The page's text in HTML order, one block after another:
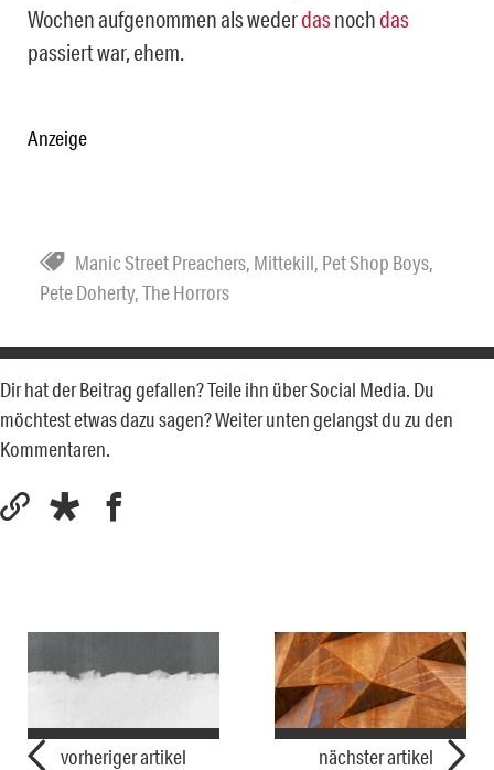
Wochen aufgenommen als wederdasnochdas
passiert war, ehem.
Anzeige
Manic Street Preachers, Mittekill, Pet Shop Boys,
Pete Doherty,The Horrors
Dir hat der Beitrag gefallen? Teile ihn über Social Media. Du
möchtest etwas dazu sagen? Weiter unten gelangst du zu den
Kommentaren.
vorheriger artikel nächster artikel